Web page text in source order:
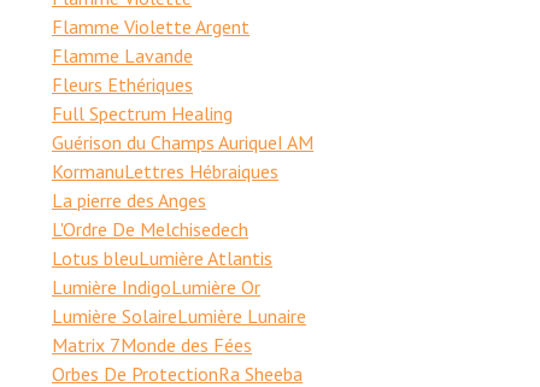
Flamme Violette Argent
Flamme Lavande
Fleurs Ethériques
Full Spectrum Healing
Guérison du Champs AuriqueI AM
KormanuLettres Hébraiques
La pierre des Anges
L'Ordre De Melchisedech
Lotus bleuLumière Atlantis
Lumière IndigoLumière Or
Lumière SolaireLumière Lunaire
Matrix 7Monde des Fées
Orbes De ProtectionRa Sheeba